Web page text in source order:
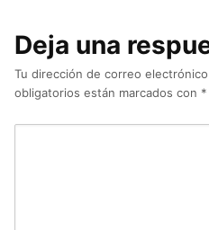
Deja una
Tu dirección de correo
obligatorios están marcados con *